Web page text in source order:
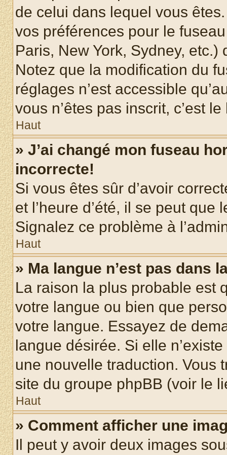
de celui dans lequel vous
vos préférences pour le
Paris, New York, Sydney, etc.)
Notez que la modification du
réglages n’est accessible
vous n’êtes pas inscrit, c’est
Haut
» J’ai changé mon fuseau
incorrecte!
Si vous êtes sûr d’avoir
et l’heure d’été, il se peut que
Signalez ce problème à
Haut
» Ma langue n’est pas dans
La raison la plus probable est
votre langue ou bien que
votre langue. Essayez de
langue désirée. Si elle
une nouvelle traduction. Vous
site du groupe phpBB (voir le
Haut
» Comment afficher une
Il peut y avoir deux images